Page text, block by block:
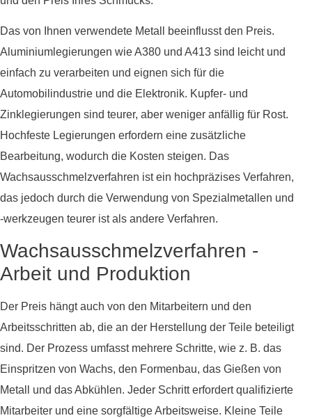
Das von Ihnen verwendete Metall beeinflusst den Preis.
Aluminiumlegierungen wie A380 und A413 sind leicht und
einfach zu verarbeiten und eignen sich für die
Automobilindustrie und die Elektronik. Kupfer- und
Zinklegierungen sind teurer, aber weniger anfällig für Rost.
Hochfeste Legierungen erfordern eine zusätzliche
Bearbeitung, wodurch die Kosten steigen. Das
Wachsausschmelzverfahren ist ein hochpräzises Verfahren,
das jedoch durch die Verwendung von Spezialmetallen und
-werkzeugen teurer ist als andere Verfahren.
Wachsausschmelzverfahren -
Arbeit und Produktion
Der Preis hängt auch von den Mitarbeitern und den
Arbeitsschritten ab, die an der Herstellung der Teile beteiligt
sind. Der Prozess umfasst mehrere Schritte, wie z. B. das
Einspritzen von Wachs, den Formenbau, das Gießen von
Metall und das Abkühlen. Jeder Schritt erfordert qualifizierte
Mitarbeiter und eine sorgfältige Arbeitsweise. Kleine Teile